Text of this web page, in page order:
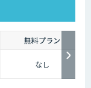
ます。
無料プラン
なし